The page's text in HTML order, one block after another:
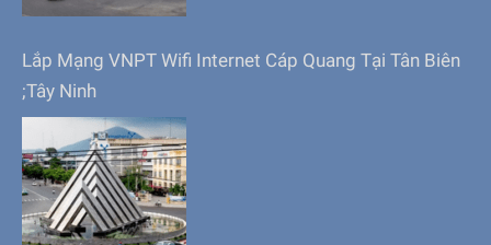
Lắp Mạng VNPT Wifi Internet Cáp Quang Tại Tân Biên
;Tây Ninh